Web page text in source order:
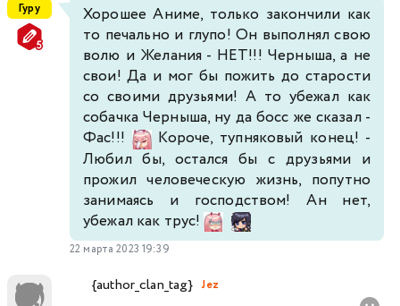
Гуру
Хорошее Аниме, только закончили как
то печально и глупо! Он выполнял свою
волю и Желания - НЕТ!!! Черныша, а не
свои! Да и мог бы пожить до старости
со своими друзьями! А то убежал как
собачка Черныша, ну да босс же сказал -
Фас!!!
Короче, тупняковый конец! -
Любил бы, остался бы с друзьями и
прожил человеческую жизнь, попутно
занимаясь и господством! Ан нет,
убежал как трус!
22 марта 2023 19:39
{author_clan_tag} Jez